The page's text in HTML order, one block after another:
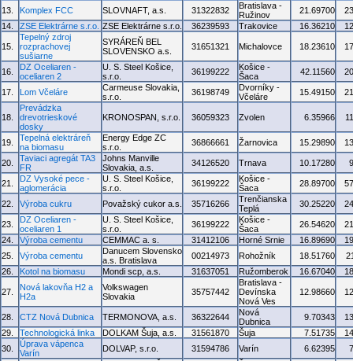
13. Komplex FCC SLOVNAFT, a.s. 31322832
Bratislava -
Ružinov
21.69700
14.
ZSE Elektrárne s.r.o. ZSE Elektrárne s.r.o. 36239593 Trakovice 16.36210
15.
Tepelný zdroj
rozprachovej
sušiarne
SYRÁREŇ BEL
SLOVENSKO a.s.
31651321 Michalovce 18.23610
16.
DZ Oceliaren -
oceliaren 2
U. S. Steel Košice,
s.r.o.
36199222
Košice -
Šaca
42.11560
17. Lom Včeláre
Carmeuse Slovakia,
s.r.o.
36198749
Dvorníky -
Včeláre
15.49150
18.
Prevádzka
drevotrieskové
dosky
KRONOSPAN, s.r.o. 36059323 Zvolen 6.35966
19.
Tepelná elektráreň
na biomasu
Energy Edge ZC
s.r.o.
36866661 Žarnovica 15.29890
20.
Taviaci agregát TA3
FR
Johns Manville
Slovakia, a.s.
34126520 Trnava 10.17280
21.
DZ Vysoké pece -
aglomerácia
U. S. Steel Košice,
s.r.o.
36199222
Košice -
Šaca
28.89700
22. Výroba cukru Považský cukor a.s. 35716266
Trenčianska
Teplá
30.25220
23.
DZ Oceliaren -
oceliaren 1
U. S. Steel Košice,
s.r.o.
36199222
Košice -
Šaca
26.54620
24.
Výroba cementu CEMMAC a. s. 31412106 Horné Srnie 16.89690
25.
Výroba cementu
Danucem Slovensko
a.s. Bratislava
00214973 Rohožník 18.51760
26.
Kotol na biomasu Mondi scp, a.s. 31637051 Ružomberok 16.67040
27.
Nová lakovňa H2 a
H2a
Volkswagen
Slovakia
35757442
Bratislava -
Devínska
Nová Ves
12.98660
28. CTZ Nová Dubnica TERMONOVA, a.s. 36322644
Nová
Dubnica
9.70343
29.
Technologická linka DOLKAM Šuja, a.s. 31561870 Šuja 7.51735
30.
Úprava vápenca
Varín
DOLVAP, s.r.o. 31594786 Varín 6.62395